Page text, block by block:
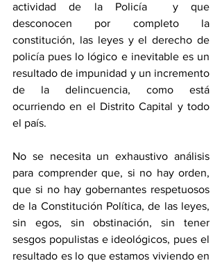
actividad de la Policía  y que
desconocen por completo la
constitución, las leyes y el derecho de
policía pues lo lógico e inevitable es un
resultado de impunidad y un incremento
de la delincuencia, como está
ocurriendo en el Distrito Capital y todo
el país.
No se necesita un exhaustivo análisis
para comprender que, si no hay orden,
que si no hay gobernantes respetuosos
de la Constitución Política, de las leyes,
sin egos, sin obstinación, sin tener
sesgos populistas e ideológicos, pues el
resultado es lo que estamos viviendo en